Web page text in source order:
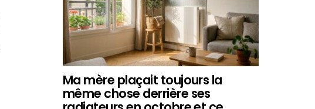
Ma mère plaçait toujours la
même chose derrière ses